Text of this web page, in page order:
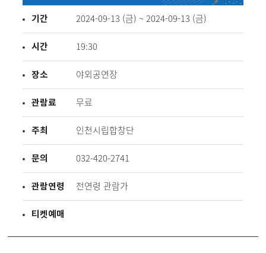
기간 2024-09-13 (금) ~ 2024-09-13 (금)
시간 19:30
장소 야외공연장
관람료 무료
주최 인천시립합창단
문의 032-420-2741
관람연령 전연령 관람가
티켓예매